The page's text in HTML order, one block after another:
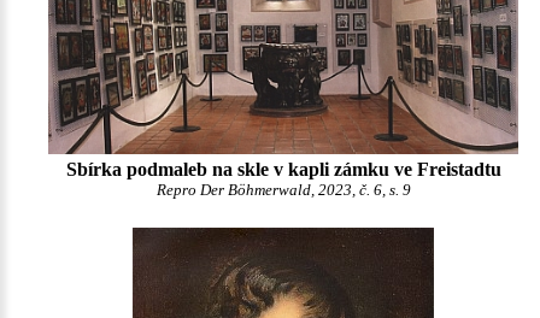
Sbírka podmaleb na skle v kapli zámku ve Freistadtu
Repro Der Böhmerwald, 2023, č. 6, s. 9